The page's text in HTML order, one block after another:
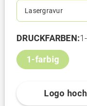
Lasergravur
DRUCKFARBEN:
1-farbig
Logo